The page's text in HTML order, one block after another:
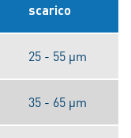
scarico
25 - 55 μm
35 - 65 μm